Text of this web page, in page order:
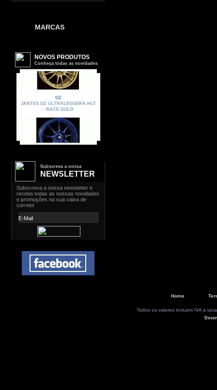
MARCAS
Subscreva a nossa
NEWSLETTER
Home
Todos os valores incluem IVA à